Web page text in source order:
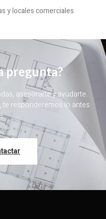
y locales comerciales.
pregunta?
asesorarte y ayudarte.
responderemos lo antes